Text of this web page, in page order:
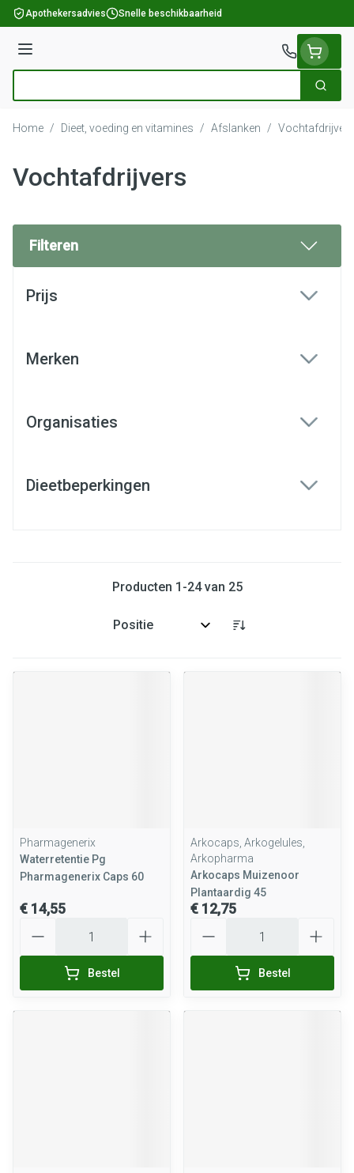
Ga naar de inhoud
Apothekersadvies Snelle beschikbaarheid
Menu
Zoek
Home / Dieet, voeding en vitamines / Afslanken / Vochtafdrijvers
Vochtafdrijvers
Filteren
Prijs
Merken
Organisaties
Dieetbeperkingen
Producten 1 -24van 25
Sorteer op:
Pharmagenerix
Waterretentie Pg
Pharmagenerix Caps 60
€ 14,55
Bestel
Arkocaps, Arkogelules,
Arkopharma
Arkocaps Muizenoor
Plantaardig 45
€ 12,75
Bestel